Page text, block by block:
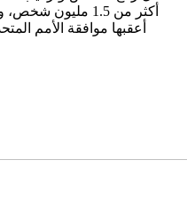
أكثر من 1.5
أعقبها موافقة الأمم